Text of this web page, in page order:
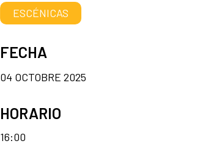
ESCÉNICAS
FECHA
04 OCTOBRE 2025
HORARIO
16:00